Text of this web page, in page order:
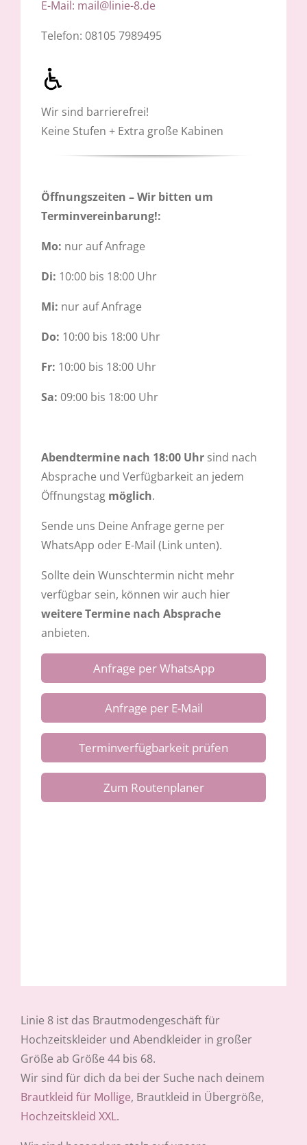
E-Mail: mail@linie-8.de
Telefon: 08105 7989495
Wir sind barrierefrei!
Keine Stufen + Extra große Kabinen
Öffnungszeiten – Wir bitten um
Terminvereinbarung!:
Mo: nur auf Anfrage
Di: 10:00 bis 18:00 Uhr
Mi: nur auf Anfrage
Do: 10:00 bis 18:00 Uhr
Fr: 10:00 bis 18:00 Uhr
Sa: 09:00 bis 18:00 Uhr
Abendtermine nach 18:00 Uhrsind nach
Absprache und Verfügbarkeit an jedem
Öffnungstag möglich.
Sende uns Deine Anfrage gerne per
WhatsApp oder E-Mail (Link unten).
Sollte dein Wunschtermin nicht mehr
verfügbar sein, können wir auch hier
weitere Termine nach Absprache
anbieten.
Anfrage per WhatsApp
Anfrage per E-Mail
Terminverfügbarkeit prüfen
Zum Routenplaner
Linie 8 ist das Brautmodengeschäft für
Hochzeitskleiderund Abendkleider in großer
Größe ab Größe 44 bis 68.
Wir sind für dich da bei der Suche nach deinem
Brautkleid für Mollige, Brautkleid in Übergröße,
Hochzeitskleid XXL.